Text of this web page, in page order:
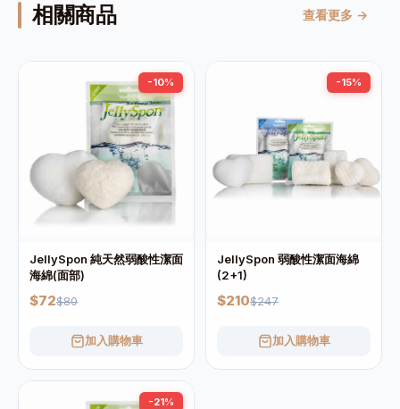
相關商品 查看更多 →
-10%
JellySpon 純天然弱酸性潔面
海綿(面部)
$72$80
加入購物車
-15%
JellySpon 弱酸性潔面海綿
(2+1)
$210$247
加入購物車
-21%